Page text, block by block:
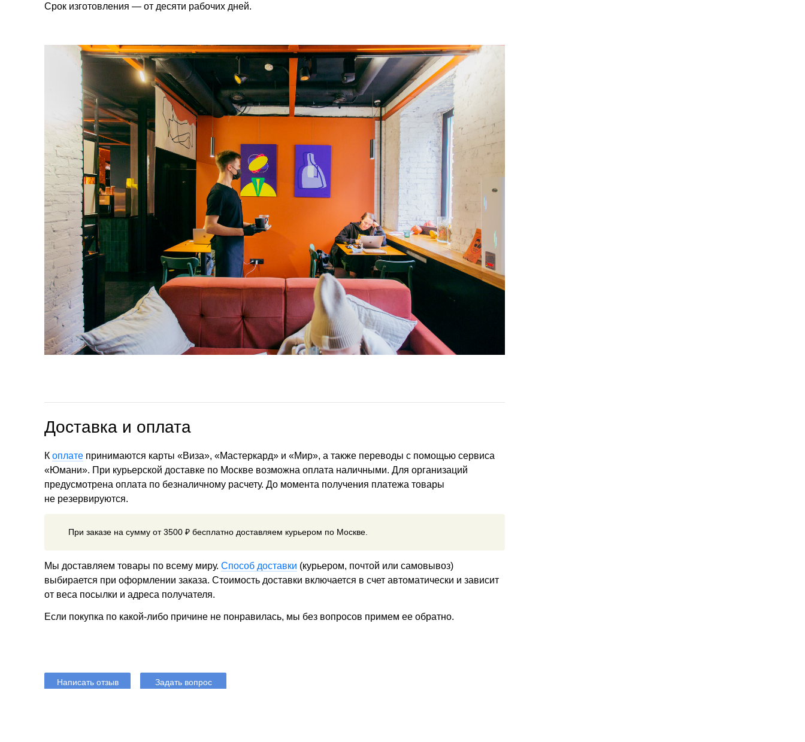
Срок изготовления — от десяти рабочих дней.
Доставка и оплата
К оплате принимаются карты «Виза», «Мастеркард» и «Мир», а также переводы с помощью сервиса
«Юмани». При курьерской доставке по Москве возможна оплата наличными. Для организаций
предусмотрена оплата по безналичному расчету. До момента получения платежа товары
не резервируются.
При заказе на сумму от 3500 ₽ бесплатно доставляем курьером по Москве.
Мы доставляем товары по всему миру. Способ доставки (курьером, почтой или самовывоз)
выбирается при оформлении заказа. Стоимость доставки включается в счет автоматически и зависит
от веса посылки и адреса получателя.
Если покупка по какой-либо причине не понравилась, мы без вопросов примем ее обратно.
Написать отзыв Задать вопрос